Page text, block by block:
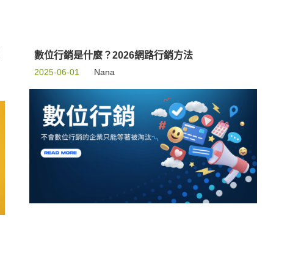
數位行銷是什麼？2026網路行銷方法
2025-06-01 Nana